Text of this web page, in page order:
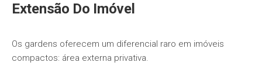
Extensão Do Imóvel
Os gardens oferecem um diferencial raro em imóveis
compactos: área externa privativa.